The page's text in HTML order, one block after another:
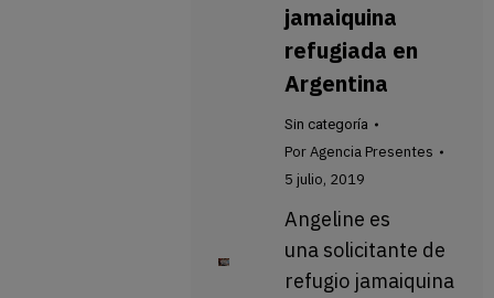
jamaiquina
refugiada en
Argentina
Sin categoría
PorAgencia Presentes
5 julio, 2019
Angeline es
una solicitante de
refugio jamaiquina